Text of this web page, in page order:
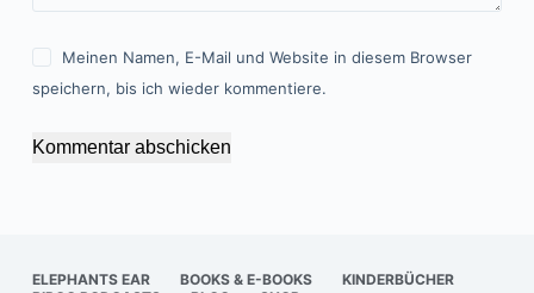
Meinen Namen, E-Mail und Website in diesem Browser
speichern, bis ich wieder kommentiere.
Kommentar abschicken
ELEPHANTS EAR BOOKS & E-BOOKS
KINDERBÜCHER